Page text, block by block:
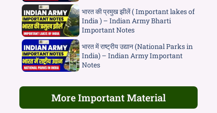
भारत की प्रमुख झीलें ( Important lakes of
India ) – Indian Army Bharti
Important Notes
भारत में राष्ट्रीय उद्यान (National Parks in
India) – Indian Army Important
Notes
More Important Material